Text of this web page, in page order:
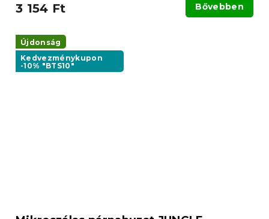
3 154 Ft Bővebben
Újdonság
Kedvezménykupon
-10% "BTS10"